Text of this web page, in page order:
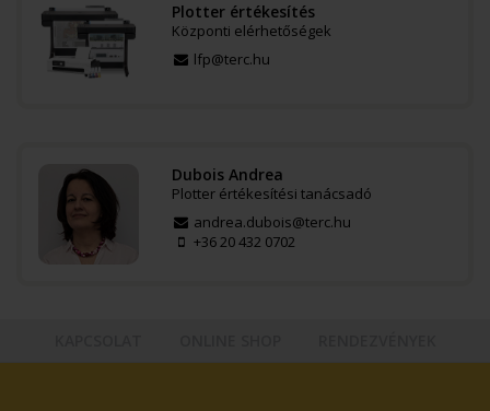
Plotter értékesítés
Központi elérhetőségek
lfp@terc.hu
Dubois Andrea
Plotter értékesítési tanácsadó
andrea.dubois@terc.hu
+36 20 432 0702